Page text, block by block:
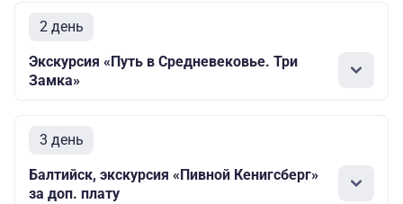
2 день
Экскурсия «Путь в Средневековье. Три
Замка»
3 день
Балтийск, экскурсия «Пивной Кенигсберг»
за доп. плату